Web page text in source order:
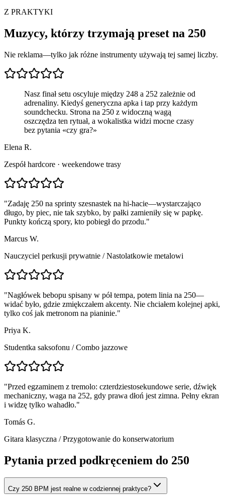
Z PRAKTYKI
Muzycy, którzy trzymają preset na 250
Nie reklama—tylko jak różne instrumenty używają tej samej liczby.
Nasz finał setu oscyluje między 248 a 252 zależnie od
adrenaliny. Kiedyś generyczna apka i tap przy każdym
soundchecku. Strona na 250 z widoczną wagą
oszczędza ten rytuał, a wokalistka widzi mocne czasy
bez pytania «czy gra?»
Elena R.
Zespół hardcore · weekendowe trasy
"Zadaję 250 na sprinty szesnastek na hi-hacie—wystarczająco
długo, by piec, nie tak szybko, by pałki zamieniły się w papkę.
Punkty kończą spory, kto pobiegł do przodu."
Marcus W.
Nauczyciel perkusji prywatnie /Nastolatkowie metalowi
"Nagłówek bebopu spisany w pół tempa, potem linia na 250—
widać było, gdzie zmiękczałem akcenty. Nie chciałem kolejnej apki,
tylko coś jak metronom na pianinie."
Priya K.
Studentka saksofonu /Combo jazzowe
"Przed egzaminem z tremolo: czterdziestosekundowe serie, dźwięk
mechaniczny, waga na 252, gdy prawa dłoń jest zimna. Pełny ekran
i widzę tylko wahadło."
Tomás G.
Gitara klasyczna /Przygotowanie do konserwatorium
Pytania przed podkręceniem do 250
Czy 250 BPM jest realne w codziennej praktyce?